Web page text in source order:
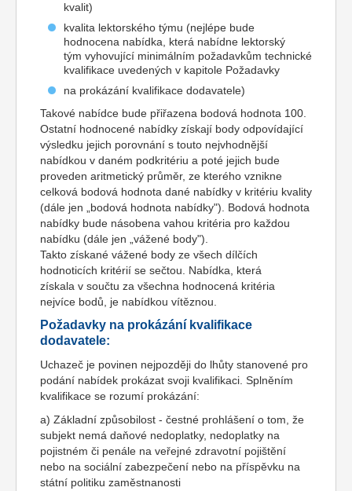
kvalit)
kvalita lektorského týmu (nejlépe bude
hodnocena nabídka, která nabídne lektorský
tým vyhovující minimálním požadavkům technické
kvalifikace uvedených v kapitole Požadavky
na prokázání kvalifikace dodavatele)
Takové nabídce bude přiřazena bodová hodnota 100.
Ostatní hodnocené nabídky získají body odpovídající
výsledku jejich porovnání s touto nejvhodnější
nabídkou v daném podkritériu a poté jejich bude
proveden aritmetický průměr, ze kterého vznikne
celková bodová hodnota dané nabídky v kritériu kvality
(dále jen „bodová hodnota nabídky"). Bodová hodnota
nabídky bude násobena vahou kritéria pro každou
nabídku (dále jen „vážené body").
Takto získané vážené body ze všech dílčích
hodnoticích kritérií se sečtou. Nabídka, která
získala v součtu za všechna hodnocená kritéria
nejvíce bodů, je nabídkou vítěznou.
Požadavky na prokázání kvalifikace
dodavatele:
Uchazeč je povinen nejpozději do lhůty stanovené pro
podání nabídek prokázat svoji kvalifikaci. Splněním
kvalifikace se rozumí prokázání:
a) Základní způsobilost - čestné prohlášení o tom, že
subjekt nemá daňové nedoplatky, nedoplatky na
pojistném či penále na veřejné zdravotní pojištění
nebo na sociální zabezpečení nebo na příspěvku na
státní politiku zaměstnanosti